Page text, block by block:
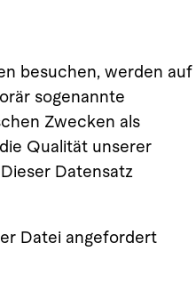
besuchen, werden auf
sogenannte
Zwecken als
Qualität unserer
Datensatz
Datei angefordert